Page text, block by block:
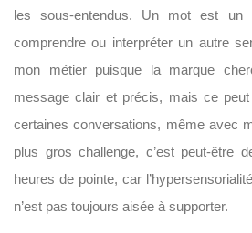
les sous-entendus. Un mot est
comprendre ou interpréter un autre
mon métier puisque la marque
message clair et précis, mais ce
certaines conversations, même avec
plus gros challenge, c’est peut-être
heures de pointe, car l’hypersensorialité
n’est pas toujours aisée à supporter.